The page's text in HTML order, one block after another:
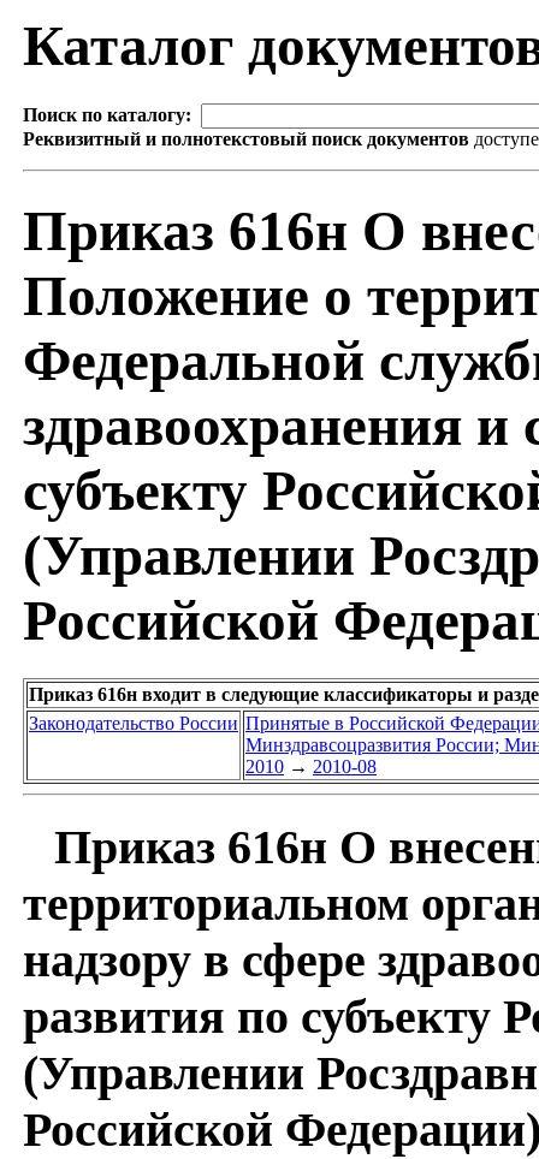
Каталог
Поиск по каталогу:
Реквизитный и полнотекстовый поиск документов
Приказ 616н О
Положение о
Федеральной
здравоохранения и
субъекту
(Управлении
Российской
Приказ 616н входит в следующие классификаторы и
Законодательство России Принятые в Российской
Минздравсоцразвития России;
2010 → 2010-08
Приказ 616н О
территориальном
надзору в сфере
развития по субъекту
(Управлении
Российской